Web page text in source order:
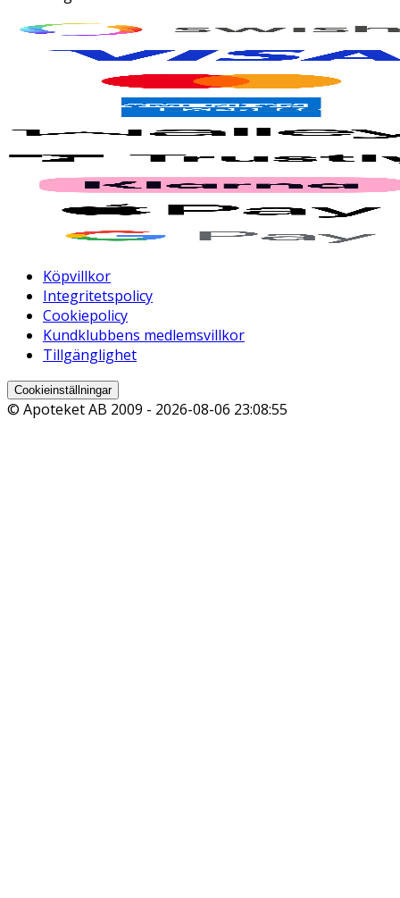
Köpvillkor
Integritetspolicy
Cookiepolicy
Kundklubbens medlemsvillkor
Tillgänglighet
Cookieinställningar
© Apoteket AB 2009 - 2026-08-06 23:08:55